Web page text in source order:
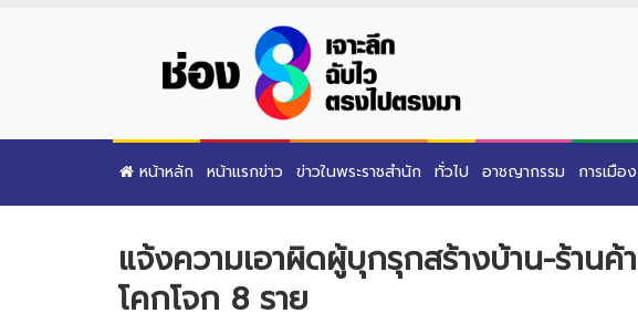
หน้าหลัก หน้าแรกข่าว ข่าวในพระราชสำนัก ทั่วไป อาชญากรรม การเมือง
แจ้งความเอาผิดผู้บุกรุกสร้างบ้าน-ร้านค้
โคกโจก 8 ราย